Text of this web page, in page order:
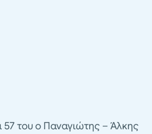
του ο Παναγιώτης – Άλκης